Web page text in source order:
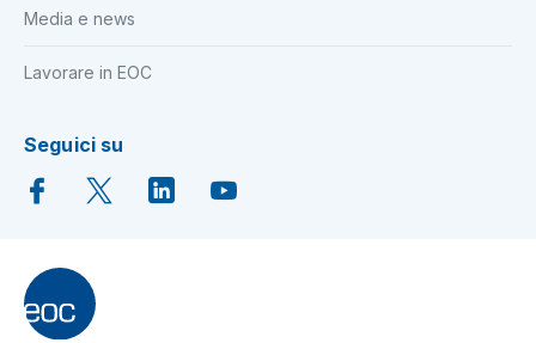
Media e news
Lavorare in EOC
Seguici su